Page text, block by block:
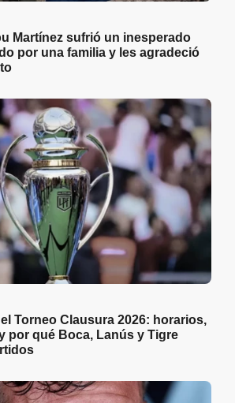
Martínez sufrió un inesperado
por una familia y les agradeció
Torneo Clausura 2026: horarios,
por qué Boca, Lanús y Tigre